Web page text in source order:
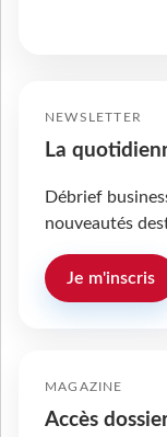
NEWSLETTER
La
Débrief
nouveautés
Je m'inscris
MAGAZINE
Accès